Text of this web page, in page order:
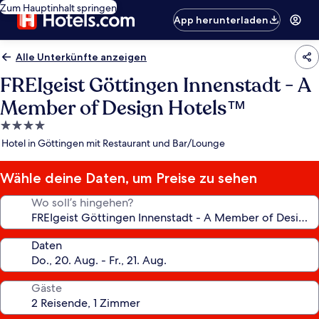
Zum Hauptinhalt springen
App herunterladen
Alle Unterkünfte anzeigen
FREIgeist Göttingen Innenstadt - A
Member of Design Hotels™
4.0-
Sterne-
Hotel in Göttingen mit Restaurant und Bar/Lounge
Wähle deine Daten, um Preise zu sehen
Wo soll’s hingehen?
Daten
Gäste